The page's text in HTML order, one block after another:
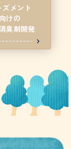
ズメント
けの
臭剤開発